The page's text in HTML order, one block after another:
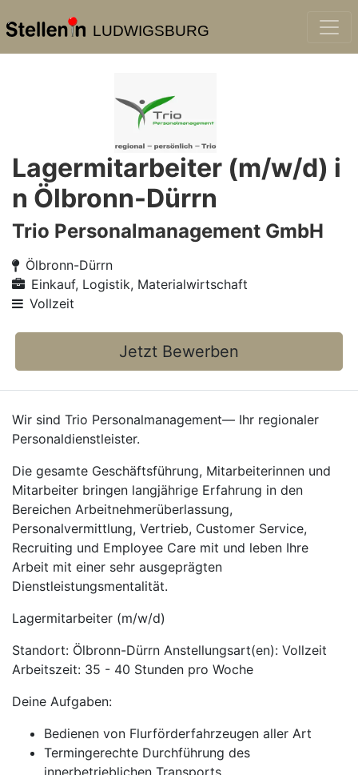
LUDWIGSBURG
Lagermitarbeiter (m/w/d) i
n Ölbronn-Dürrn
Trio Personalmanagement GmbH
Ölbronn-Dürrn
Einkauf, Logistik, Materialwirtschaft
Vollzeit
Jetzt Bewerben
Wir sind Trio Personalmanagement— Ihr regionaler
Personaldienstleister.
Die gesamte Geschäftsführung, Mitarbeiterinnen und
Mitarbeiter bringen langjährige Erfahrung in den
Bereichen Arbeitnehmerüberlassung,
Personalvermittlung, Vertrieb, Customer Service,
Recruiting und Employee Care mit und leben Ihre
Arbeit mit einer sehr ausgeprägten
Dienstleistungsmentalität.
Lagermitarbeiter (m/w/d)
Standort: Ölbronn-Dürrn Anstellungsart(en): Vollzeit
Arbeitszeit: 35 - 40 Stunden pro Woche
Deine Aufgaben:
Bedienen von Flurförderfahrzeugen aller Art
Termingerechte Durchführung des
innerbetrieblichen Transports